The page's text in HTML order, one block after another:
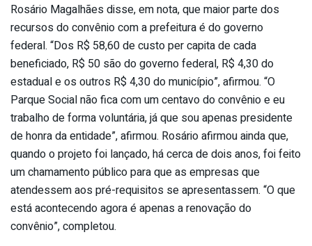
Rosário Magalhães disse, em nota, que maior parte dos
recursos do convênio com a prefeitura é do governo
federal. “Dos R$ 58,60 de custo per capita de cada
beneficiado, R$ 50 são do governo federal, R$ 4,30 do
estadual e os outros R$ 4,30 do município”, afirmou. “O
Parque Social não fica com um centavo do convênio e eu
trabalho de forma voluntária, já que sou apenas presidente
de honra da entidade”, afirmou. Rosário afirmou ainda que,
quando o projeto foi lançado, há cerca de dois anos, foi feito
um chamamento público para que as empresas que
atendessem aos pré-requisitos se apresentassem. “O que
está acontecendo agora é apenas a renovação do
convênio”, completou.